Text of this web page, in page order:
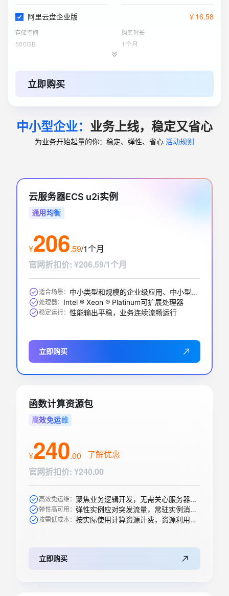
阿里云盘企业版 ￥ 16.58
存储空间
500GB
购买时长
1个月
标准 - 本地冗余存储规格
实例 购买时长
1个月
4核8GB（通用型）
ESA边缘安全加速国内站
应用型负载均衡(按量付费)
实例网络类型 功能版本（实例费）
基础版
立即购买
中小型企业： 业务上线，稳定又省心
为业务开始起量的你：稳定、弹性、省心 活动规则
云服务器ECS u2i实例
通用均衡
¥206.59/1个月
官网折扣价: ¥206.59/1个月
适合场景： 中小类型和规模的企业级应用、中小型数据库系统、缓存、搜索集群
处理器： Intel ® Xeon ® Platinum可扩展处理器
稳定运行： 性能输出平稳，业务连续流畅运行
立即购买
函数计算资源包
高效免运维
¥240.00
了解优惠
官网折扣价: ¥240.00
高效免运维： 聚焦业务逻辑开发，无需关心服务器购买等运维操作
弹性高可用： 弹性实例应对突发流量，常驻实例消除冷启动
按需低成本： 按实际使用计算资源计费，资源利用率高
立即购买